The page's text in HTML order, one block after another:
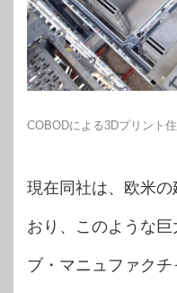
COBODによる3Dプリント
現在同社は、欧米
おり、このような
ブ・マニュファク